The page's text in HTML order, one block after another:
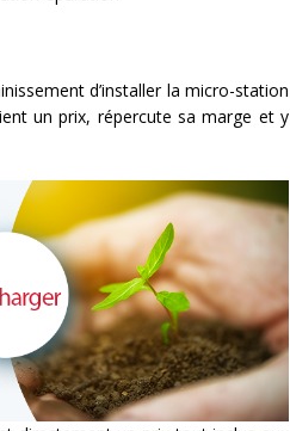
d’installer la micro-station
un prix, répercute sa marge et y